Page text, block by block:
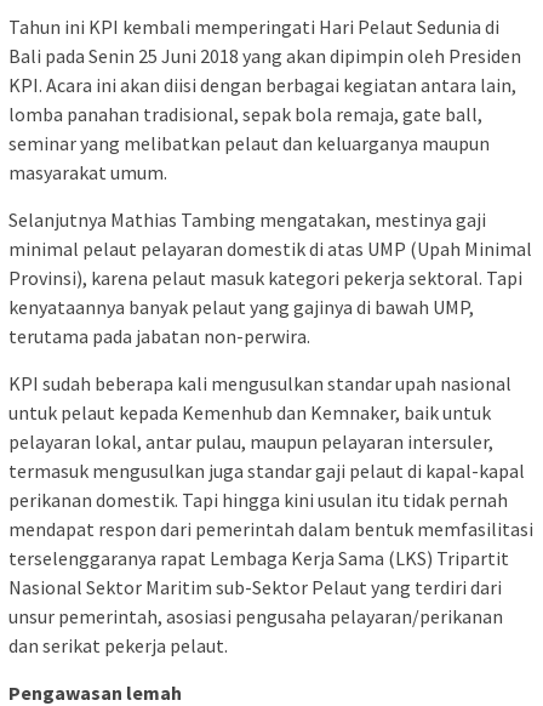
Tahun ini KPI kembali memperingati Hari Pelaut Sedunia di
Bali pada Senin 25 Juni 2018 yang akan dipimpin oleh Presiden
KPI. Acara ini akan diisi dengan berbagai kegiatan antara lain,
lomba panahan tradisional, sepak bola remaja, gate ball,
seminar yang melibatkan pelaut dan keluarganya maupun
masyarakat umum.
Selanjutnya Mathias Tambing mengatakan, mestinya gaji
minimal pelaut pelayaran domestik di atas UMP (Upah Minimal
Provinsi), karena pelaut masuk kategori pekerja sektoral. Tapi
kenyataannya banyak pelaut yang gajinya di bawah UMP,
terutama pada jabatan non-perwira.
KPI sudah beberapa kali mengusulkan standar upah nasional
untuk pelaut kepada Kemenhub dan Kemnaker, baik untuk
pelayaran lokal, antar pulau, maupun pelayaran intersuler,
termasuk mengusulkan juga standar gaji pelaut di kapal-kapal
perikanan domestik. Tapi hingga kini usulan itu tidak pernah
mendapat respon dari pemerintah dalam bentuk memfasilitasi
terselenggaranya rapat Lembaga Kerja Sama (LKS) Tripartit
Nasional Sektor Maritim sub-Sektor Pelaut yang terdiri dari
unsur pemerintah, asosiasi pengusaha pelayaran/perikanan
dan serikat pekerja pelaut.
Pengawasan lemah